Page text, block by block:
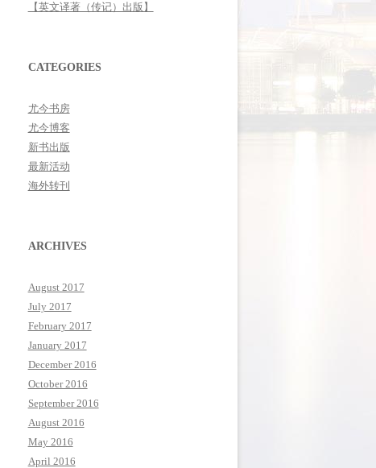
【英文译著（传记）出版】
CATEGORIES
尤今书房
尤今博客
新书出版
最新活动
海外转刊
ARCHIVES
August 2017
July 2017
February 2017
January 2017
December 2016
October 2016
September 2016
August 2016
May 2016
April 2016